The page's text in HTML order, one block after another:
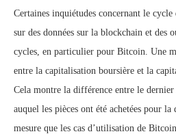
Certaines inquiétudes concernant le
sur des données sur la blockchain et des
cycles, en particulier pour Bitcoin. Une
entre la capitalisation boursière et la
Cela montre la différence entre le
auquel les pièces ont été achetées pour
mesure que les cas d’utilisation de